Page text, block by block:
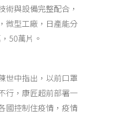
術與設備完整配合，
微型工廠，日產能分
50萬片。
世中指出，以前口罩
行，康匠超前部署一
國控制住疫情，疫情